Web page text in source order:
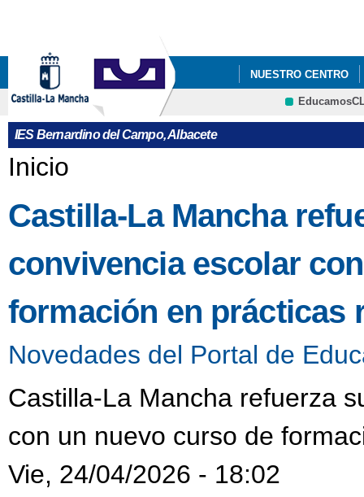
NUESTRO CENTRO
IES Bernardino del Campo, Albacete
Se encuentra usted aquí
Inicio
Castilla-La Mancha
convivencia escolar
formación en prácticas
Novedades del Portal de
Castilla-La Mancha refuerza
con un nuevo curso de
Vie, 24/04/2026 - 18:02